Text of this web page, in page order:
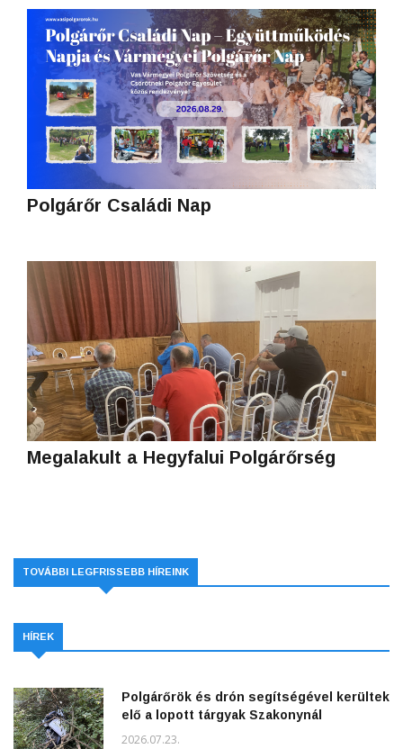
Polgárőr Családi Nap
Megalakult a Hegyfalui Polgárőrség
TOVÁBBI LEGFRISSEBB HÍREINK
HÍREK
Polgárőrök és drón segítségével kerültek
elő a lopott tárgyak Szakonynál
2026.07.23.